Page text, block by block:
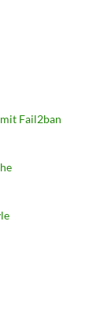
Fail2ban